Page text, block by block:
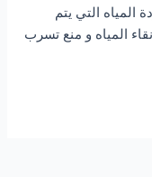
التي يتم
المياه و منع تسرب